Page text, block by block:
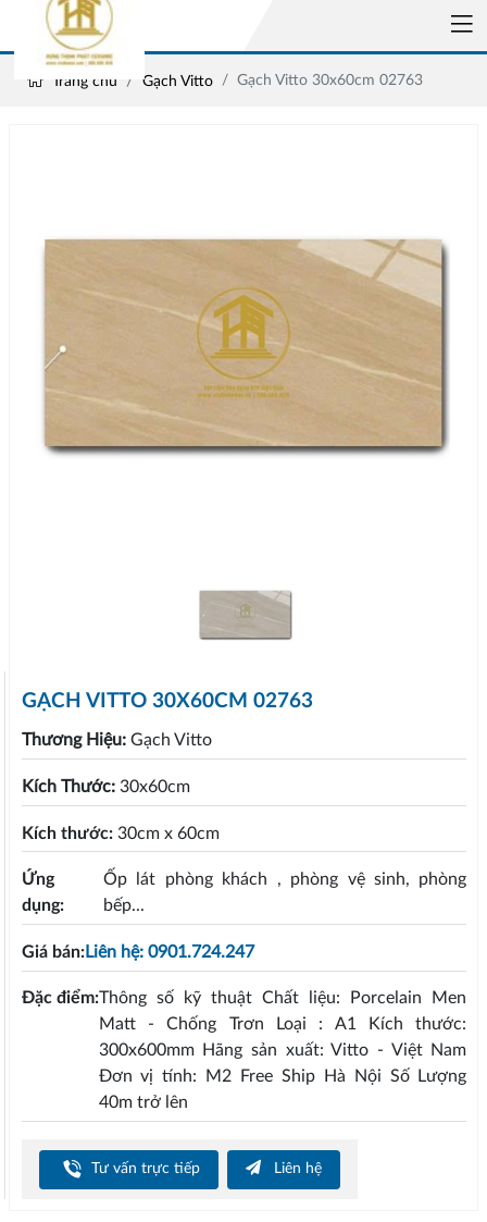
Trang chủ Gạch Vitto Gạch Vitto 30x60cm 02763
GẠCH VITTO 30X60CM 02763
Thương Hiệu: Gạch Vitto
Kích Thước: 30x60cm
Kích thước: 30cm x 60cm
Ứng
dụng:
Ốp lát phòng khách , phòng vệ sinh, phòng
bếp...
Giá bán:Liên hệ: 0901.724.247
Đặc điểm:Thông số kỹ thuật Chất liệu: Porcelain Men
Matt - Chống Trơn Loại : A1 Kích thước:
300x600mm Hãng sản xuất: Vitto - Việt Nam
Đơn vị tính: M2 Free Ship Hà Nội Số Lượng
40m trở lên
Tư vấn trực tiếp Liên hệ